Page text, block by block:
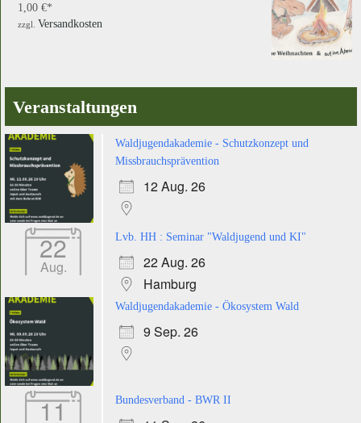
1,00 €
zzgl. Versandkosten
Veranstaltungen
Waldjugendakademie - Schutzkonzept und
Missbrauchsprävention
12 Aug. 26
22
Aug.
Lvb. HH : Seminar "Waldjugend und KI"
22 Aug. 26
Hamburg
Waldjugendakademie - Ökosystem Wald
9 Sep. 26
11 Bundesverband - BWR II